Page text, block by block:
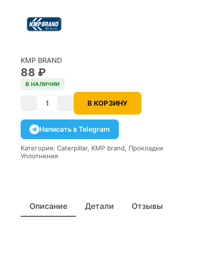
KMP BRAND
88 ₽
В НАЛИЧИИ
Количество В КОРЗИНУ
Написать в Telegram
Категория: Caterpillar, KMP brand, Прокладки
Уплотнения
Описание Детали Отзывы